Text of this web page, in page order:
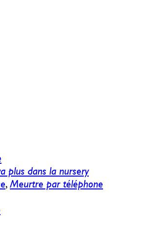
plus dans la nursery
,Meurtre par téléphone